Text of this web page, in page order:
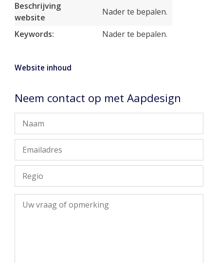
Beschrijving
website
Nader te bepalen.
Keywords: Nader te bepalen.
Website inhoud
Neem contact op met Aapdesign